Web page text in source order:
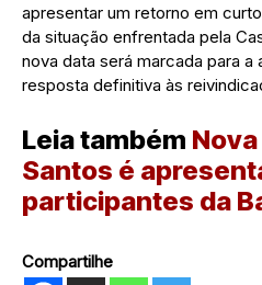
apresentar um retorno em
da situação enfrentada pela
nova data será marcada para a
resposta definitiva às
Leia também
Santos é
participantes da
Compartilhe